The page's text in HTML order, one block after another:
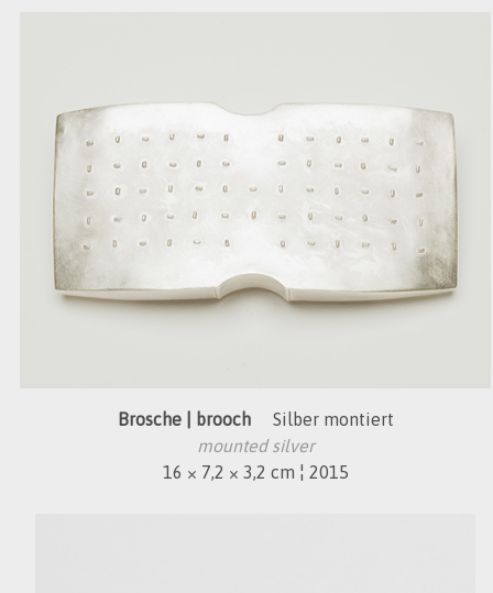
Brosche | broochSilber montiert
mounted silver
16 × 7,2 × 3,2 cm ¦ 2015